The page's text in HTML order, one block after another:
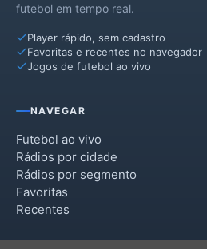
futebol em tempo real.
Player rápido, sem cadastro
Favoritas e recentes no navegador
Jogos de futebol ao vivo
NAVEGAR
Futebol ao vivo
Rádios por cidade
Rádios por segmento
Favoritas
Recentes